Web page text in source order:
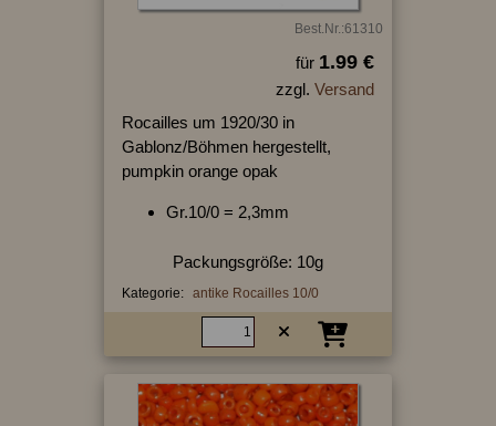
Best.Nr.:61310
für 1.99 €
zzgl. Versand
Rocailles um 1920/30 in
Gablonz/Böhmen hergestellt,
pumpkin orange opak
Gr.10/0 = 2,3mm
Packungsgröße: 10g
Kategorie: antike Rocailles 10/0